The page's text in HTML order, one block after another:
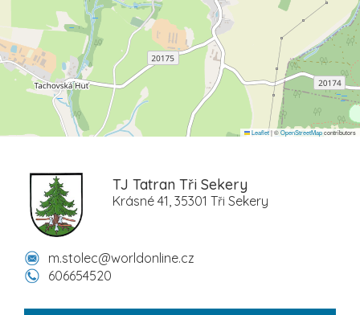
Leaflet|©OpenStreetMapcontributors
TJ Tatran Tři Sekery
Krásné 41, 35301 Tři Sekery
m.stolec@worldonline.cz
606654520